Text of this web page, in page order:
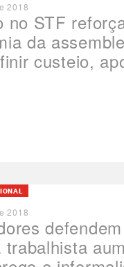
no STF
da
custeio,
2018
trabalhista
2018